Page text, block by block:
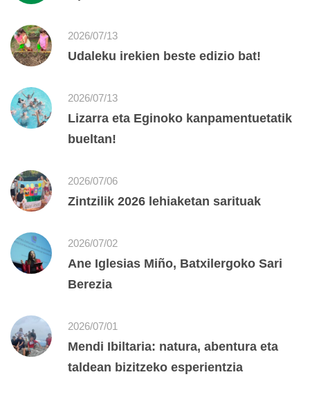
2026/07/13
Udaleku irekien beste edizio bat!
2026/07/13
Lizarra eta Eginoko kanpamentuetatik
bueltan!
2026/07/06
Zintzilik 2026 lehiaketan sarituak
2026/07/02
Ane Iglesias Miño, Batxilergoko Sari
Berezia
2026/07/01
Mendi Ibiltaria: natura, abentura eta
taldean bizitzeko esperientzia